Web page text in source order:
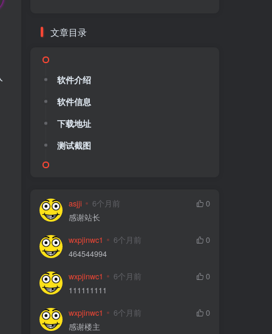
文章目录
软件介绍
软件信息
下载地址
测试截图
asjji 6个月前
0
感谢站长
wxpjinwc1 6个月前
0
464544994
wxpjinwc1 6个月前
0
111111111
wxpjinwc1 6个月前
0
感谢楼主